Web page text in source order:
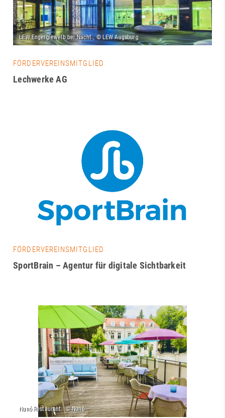
FÖRDERVEREINSMITGLIED
Lechwerke AG
FÖRDERVEREINSMITGLIED
SportBrain – Agentur für digitale Sichtbarkeit